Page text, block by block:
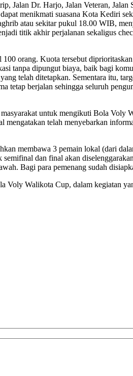
Jalan Dr. Harjo, Jalan Veteran,
menikmati suasana Kota Kediri
atau sekitar pukul 18.00 WIB,
titik akhir perjalanan sekaligus
orang. Kuota tersebut
tanpa dipungut biaya, baik bagi
telah ditetapkan. Sementara itu,
tetap berjalan sehingga seluruh
untuk mengikuti Bola Voly
telah menyebarkan
membawa 3 pemain lokal (dari
dan final akan
Bagi para pemenang sudah
Walikota Cup, dalam kegiatan